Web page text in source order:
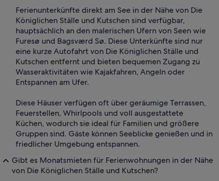
Ferienunterkünfte direkt am See in der Nähe von Die
Königlichen Ställe und Kutschen sind verfügbar,
hauptsächlich an den malerischen Ufern von Seen wie
Furesø und Bagsværd Sø. Diese Unterkünfte sind nur
eine kurze Autofahrt von Die Königlichen Ställe und
Kutschen entfernt und bieten bequemen Zugang zu
Wasseraktivitäten wie Kajakfahren, Angeln oder
Entspannen am Ufer.
Diese Häuser verfügen oft über geräumige Terrassen,
Feuerstellen, Whirlpools und voll ausgestattete
Küchen, wodurch sie ideal für Familien und größere
Gruppen sind. Gäste können Seeblicke genießen und in
friedlicher Umgebung entspannen.
Gibt es Monatsmieten für Ferienwohnungen in der Nähe
von Die Königlichen Ställe und Kutschen?